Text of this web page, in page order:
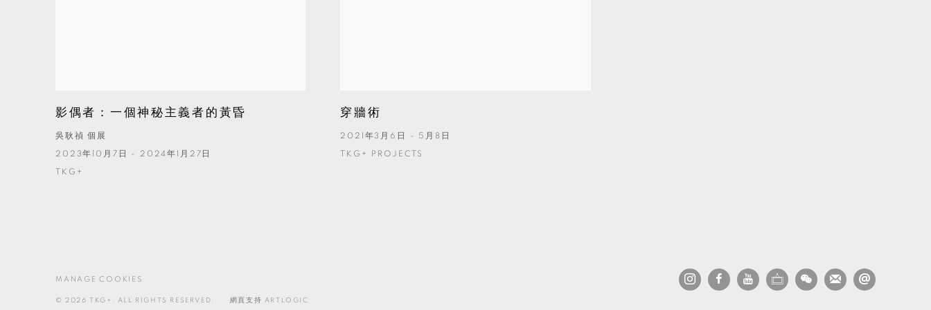
影偶者：一個神秘主義者的黃昏
吳耿禎 個展
2023年10月7日 - 2024年1月27日
TKG+
穿牆術
2021年3月6日 - 5月8日
TKG+ PROJECTS
MANAGE COOKIES
© 2026 TKG+. ALL RIGHTS RESERVED. 網頁支持 ARTLOGIC